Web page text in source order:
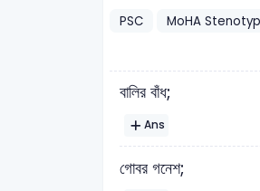
PSC MoHA
বালির বাঁধ;
Ans
গোবর গনেশ;